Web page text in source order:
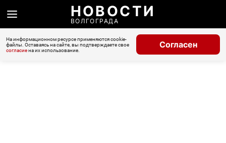
НОВОСТИ
ВОЛГОГРАДА
На информационном ресурсе применяются cookie-
файлы. Оставаясь на сайте, вы подтверждаете свое
согласиена их использование.
Согласен